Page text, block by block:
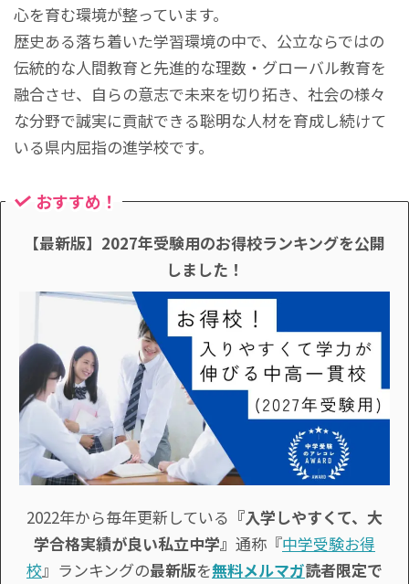
心を育む環境が整っています。
歴史ある落ち着いた学習環境の中で、公立ならではの
伝統的な人間教育と先進的な理数・グローバル教育を
融合させ、自らの意志で未来を切り拓き、社会の様々
な分野で誠実に貢献できる聡明な人材を育成し続けて
いる県内屈指の進学校です。
おすすめ！
【最新版】2027年受験用のお得校ランキングを公開
しました！
2022年から毎年更新している 『入学しやすくて、大
学合格実績が良い私立中学』 通称『中学受験お得
校』ランキングの最新版を無料メルマガ読者限定で